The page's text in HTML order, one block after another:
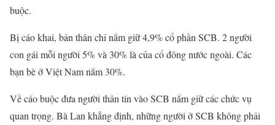
buộc.
Bị cáo khai, bản thân chỉ nắm giữ 4,9% cổ phần SCB. 2 người
con gái mỗi người 5% và 30% là của cổ đông nước ngoài. Các
bạn bè ở Việt Nam nắm 30%.
Về cáo buộc đưa người thân tín vào SCB nắm giữ các chức vụ
quan trọng. Bà Lan khẳng định, những người ở SCB không phải